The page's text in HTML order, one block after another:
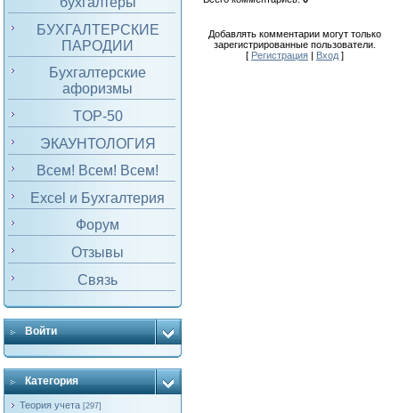
БУХГАЛТЕРСКИЕ
ПАРОДИИ
Бухгалтерские
афоризмы
TOP-50
ЭКАУНТОЛОГИЯ
Всем! Всем! Всем!
Excel и Бухгалтерия
Форум
Отзывы
Связь
Войти
Категория
Теория учета [297]
Добавлять комментарии могут только
зарегистрированные пользователи.
[ Регистрация| Вход]